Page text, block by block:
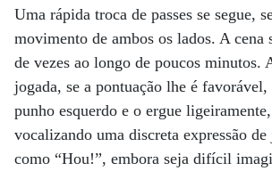
Uma rápida troca de passes se segue,
movimento de ambos os lados. A cena
de vezes ao longo de poucos minutos.
jogada, se a pontuação lhe é
punho esquerdo e o ergue
vocalizando uma discreta expressão
como “Hou!”, embora seja difícil